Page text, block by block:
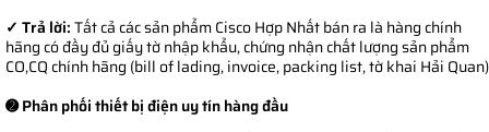
✓ Trả lời:Tất cả các sản phẩm Cisco Hợp Nhất bán ra là hàng chính
hãng có đầy đủ giấy tờ nhập khẩu, chứng nhận chất lượng sản phẩm
CO,CQ chính hãng (bill of lading, invoice, packing list, tờ khai Hải Quan)
➋ Phân phối thiết bị điện uy tín hàng đầu